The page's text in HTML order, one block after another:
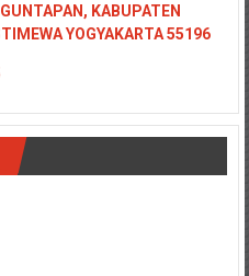
KABUPATEN
YOGYAKARTA 55196